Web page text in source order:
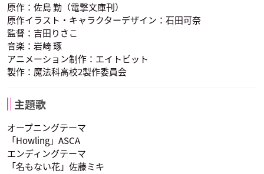
声優：田丸篤志
原作：佐島 勤（電撃文庫刊）
原作イラスト・キャラクターデザイン：石田可奈
監督：吉田りさこ
音楽：岩崎 琢
アニメーション制作：エイトビット
製作：魔法科高校2製作委員会
主題歌
オープニングテーマ
「Howling」ASCA
エンディングテーマ
「名もない花」佐藤ミキ